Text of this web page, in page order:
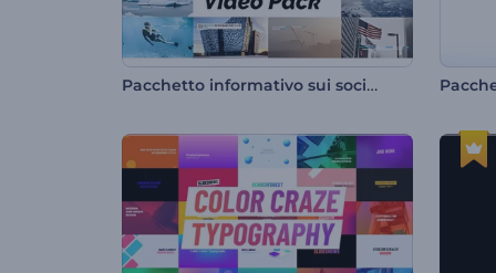
Pacchetto informativo sui social media